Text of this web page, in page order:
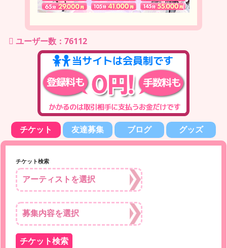
ユーザー数：76112
チケット 友達募集 ブログ グッズ
チケット検索